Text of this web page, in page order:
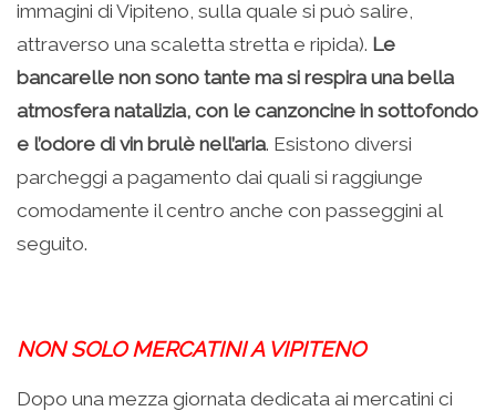
immagini di Vipiteno, sulla quale si può salire,
attraverso una scaletta stretta e ripida). Le
bancarelle non sono tante ma si respira una bella
atmosfera natalizia, con le canzoncine in sottofondo
e l’odore di vin brulè nell’aria. Esistono diversi
parcheggi a pagamento dai quali si raggiunge
comodamente il centro anche con passeggini al
seguito.
NON SOLO MERCATINI A VIPITENO
Dopo una mezza giornata dedicata ai mercatini ci